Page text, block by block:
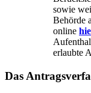
sowie
Behörde
online
erlaubte
Das